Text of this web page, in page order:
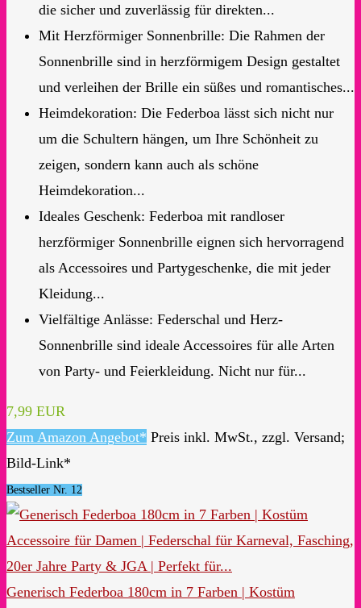
die sicher und zuverlässig für direkten...
Mit Herzförmiger Sonnenbrille: Die Rahmen der
Sonnenbrille sind in herzförmigem Design gestaltet
und verleihen der Brille ein süßes und romantisches...
Heimdekoration: Die Federboa lässt sich nicht nur
um die Schultern hängen, um Ihre Schönheit zu
zeigen, sondern kann auch als schöne
Heimdekoration...
Ideales Geschenk: Federboa mit randloser
herzförmiger Sonnenbrille eignen sich hervorragend
als Accessoires und Partygeschenke, die mit jeder
Kleidung...
Vielfältige Anlässe: Federschal und Herz-
Sonnenbrille sind ideale Accessoires für alle Arten
von Party- und Feierkleidung. Nicht nur für...
7,99 EUR
Zum Amazon Angebot* Preis inkl. MwSt., zzgl. Versand;
Bild-Link*
Bestseller Nr. 12
Generisch Federboa 180cm in 7 Farben | Kostüm